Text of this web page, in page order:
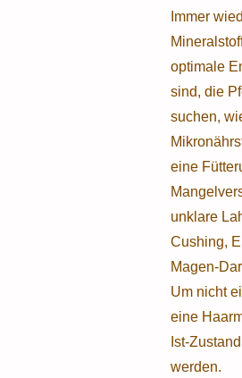
Immer
optimale
sind, die
suchen,
eine
unklare
Cushing,
Magen-
Um nicht
eine
Ist-
werden.